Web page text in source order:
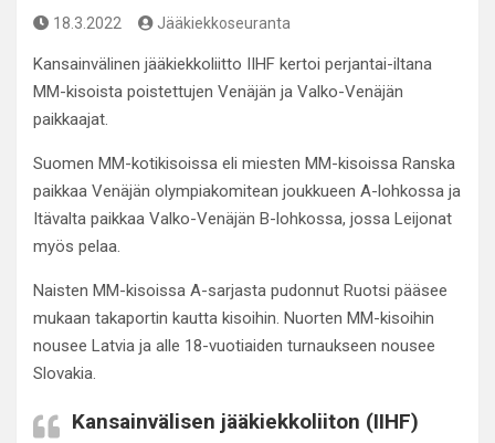
18.3.2022 Jääkiekkoseuranta
Kansainvälinen jääkiekkoliitto IIHF kertoi perjantai-iltana
MM-kisoista poistettujen Venäjän ja Valko-Venäjän
paikkaajat.
Suomen MM-kotikisoissa eli miesten MM-kisoissa Ranska
paikkaa Venäjän olympiakomitean joukkueen A-lohkossa ja
Itävalta paikkaa Valko-Venäjän B-lohkossa, jossa Leijonat
myös pelaa.
Naisten MM-kisoissa A-sarjasta pudonnut Ruotsi pääsee
mukaan takaportin kautta kisoihin. Nuorten MM-kisoihin
nousee Latvia ja alle 18-vuotiaiden turnaukseen nousee
Slovakia.
Kansainvälisen jääkiekkoliiton (IIHF)